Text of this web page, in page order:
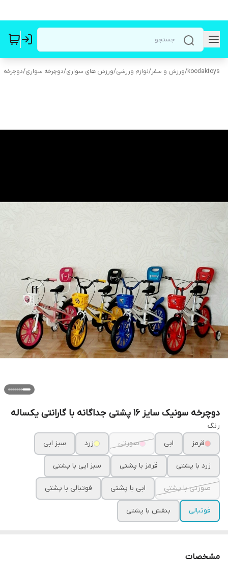
koodaktoys
/ورزش و سفر/لوازم ورزشی/ورزش های سواری/دوچرخه سواری/دوچرخه
دوچرخه سونیک سایز ۱۶ پشتی جداگانه با گارانتی یکساله
رنگ
قرمز
ابی صورتی زرد سبز ابی
زرد با پشتی قرمز با پشتی سبز ایی با پشتی
صورتی با پشتی ابی با پشتی فوتبالی با پشتی
فوتبالی بنفش با پشتی
مشخصات